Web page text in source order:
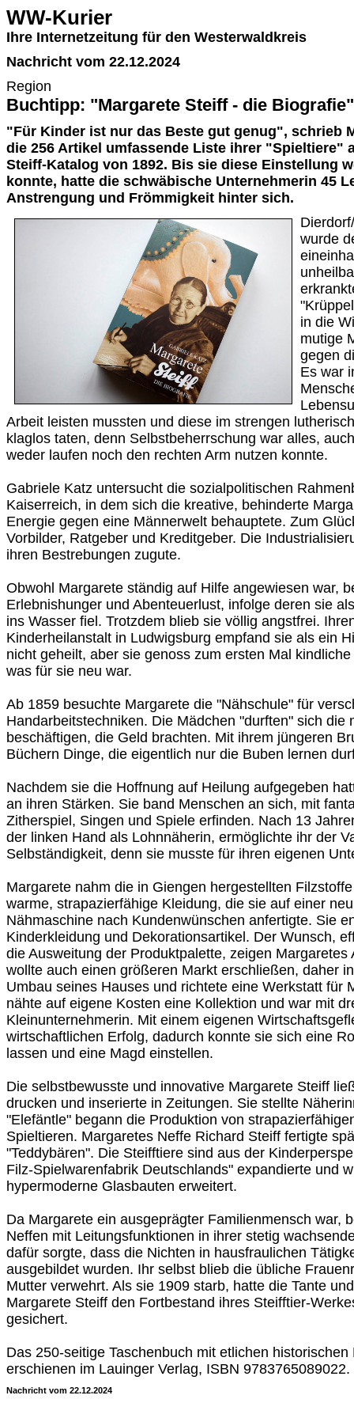
WW-Kurier
Ihre Internetzeitung für den Westerwaldkreis
Nachricht vom 22.12.2024
Region
Buchtipp: "Margarete Steiff - die
"Für Kinder ist nur das Beste gut genug", schrieb
die 256 Artikel umfassende Liste ihrer "Spieltiere"
Steiff-Katalog von 1892. Bis sie diese Einstellung
konnte, hatte die schwäbische Unternehmerin 45
Anstrengung und Frömmigkeit hinter sich.
wurde
in die
mutige
gegen
Es war
Arbeit leisten mussten und diese im strengen
klaglos taten, denn Selbstbeherrschung war alles,
weder laufen noch den rechten Arm nutzen konnte.
Gabriele Katz untersucht die sozialpolitischen
Kaiserreich, in dem sich die kreative, behinderte
Energie gegen eine Männerwelt behauptete. Zum
Vorbilder, Ratgeber und Kreditgeber. Die
ihren Bestrebungen zugute.
Obwohl Margarete ständig auf Hilfe angewiesen war,
Erlebnishunger und Abenteuerlust, infolge deren sie
ins Wasser fiel. Trotzdem blieb sie völlig angstfrei.
Kinderheilanstalt in Ludwigsburg empfand sie als ein
nicht geheilt, aber sie genoss zum ersten Mal
was für sie neu war.
Ab 1859 besuchte Margarete die "Nähschule" für
Handarbeitstechniken. Die Mädchen "durften" sich die
beschäftigen, die Geld brachten. Mit ihrem jüngeren
Büchern Dinge, die eigentlich nur die Buben lernen
Nachdem sie die Hoffnung auf Heilung aufgegeben
an ihren Stärken. Sie band Menschen an sich, mit
Zitherspiel, Singen und Spiele erfinden. Nach 13
der linken Hand als Lohnnäherin, ermöglichte ihr der
Selbständigkeit, denn sie musste für ihren eigenen
Margarete nahm die in Giengen hergestellten
warme, strapazierfähige Kleidung, die sie auf einer
Nähmaschine nach Kundenwünschen anfertigte. Sie
Kinderkleidung und Dekorationsartikel. Der Wunsch,
die Ausweitung der Produktpalette, zeigen Margaretes
wollte auch einen größeren Markt erschließen, daher
Umbau seines Hauses und richtete eine Werkstatt für
nähte auf eigene Kosten eine Kollektion und war mit
Kleinunternehmerin. Mit einem eigenen
wirtschaftlichen Erfolg, dadurch konnte sie sich eine
lassen und eine Magd einstellen.
Die selbstbewusste und innovative Margarete Steiff
drucken und inserierte in Zeitungen. Sie stellte
"Elefäntle" begann die Produktion von
Spieltieren. Margaretes Neffe Richard Steiff fertigte
"Teddybären". Die Steifftiere sind aus der
Filz-Spielwarenfabrik Deutschlands" expandierte und
hypermoderne Glasbauten erweitert.
Da Margarete ein ausgeprägter Familienmensch war,
Neffen mit Leitungsfunktionen in ihrer stetig
dafür sorgte, dass die Nichten in hausfraulichen
ausgebildet wurden. Ihr selbst blieb die übliche
Mutter verwehrt. Als sie 1909 starb, hatte die Tante
Margarete Steiff den Fortbestand ihres Steifftier-
gesichert.
Das 250-seitige Taschenbuch mit etlichen historischen
erschienen im Lauinger Verlag, ISBN 9783765089022.
Nachricht vom 22.12.2024